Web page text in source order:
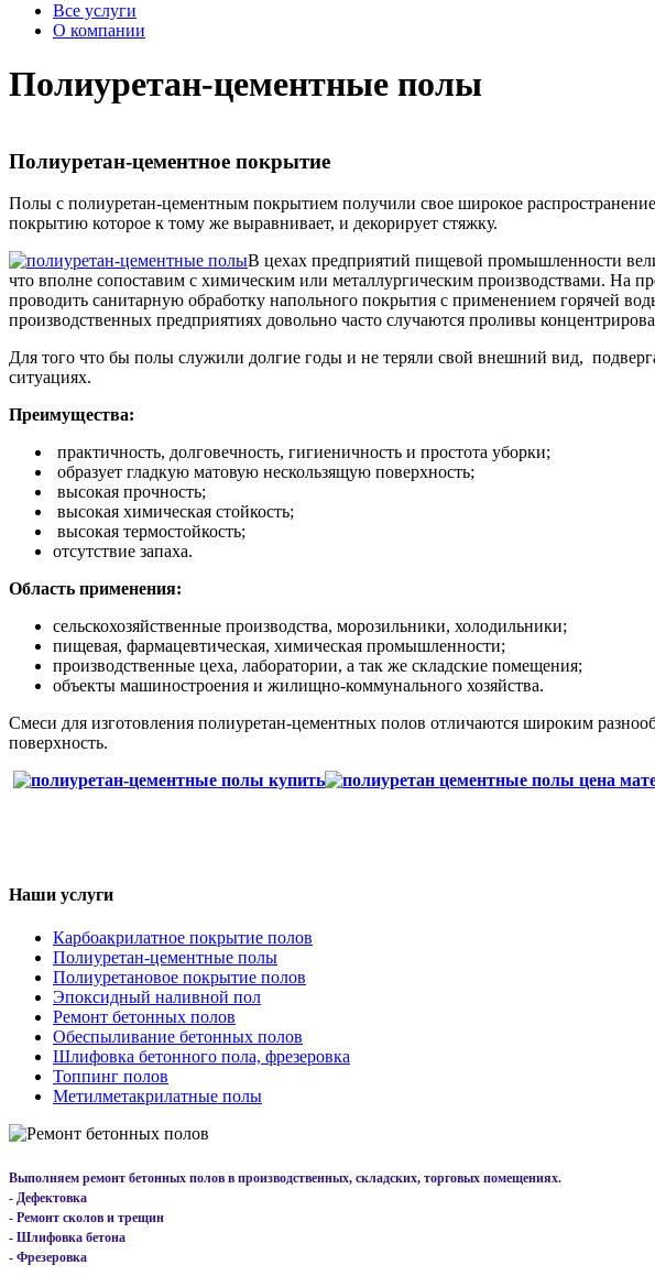
Все услуги
О компании
Полиуретан-цементные полы
Полиуретан-цементное покрытие
Полы с полиуретан-цементным покрытием получили свое широкое
покрытию которое к тому же выравнивает, и декорирует стяжку.
В цехах предприятий пищевой промышленности
что вполне сопоставим с химическим или металлургическим производствами. На
проводить санитарную обработку напольного покрытия с применением горячей
производственных предприятиях довольно часто случаются проливы
Для того что бы полы служили долгие годы и не теряли свой внешний вид,
ситуациях.
Преимущества:
практичность, долговечность, гигиеничность и простота уборки;
образует гладкую матовую нескользящую поверхность;
высокая прочность;
высокая химическая стойкость;
высокая термостойкость;
отсутствие запаха.
Область применения:
сельскохозяйственные производства, морозильники, холодильники;
пищевая, фармацевтическая, химическая промышленности;
производственные цеха, лаборатории, а так же складские помещения;
объекты машиностроения и жилищно-коммунального хозяйства.
Смеси для изготовления полиуретан-цементных полов отличаются широким
поверхность.
Наши услуги
Карбоакрилатное покрытие полов
Полиуретан-цементные полы
Полиуретановое покрытие полов
Эпоксидный наливной пол
Ремонт бетонных полов
Обеспыливание бетонных полов
Шлифовка бетонного пола, фрезеровка
Топпинг полов
Метилметакрилатные полы
Выполняем ремонт бетонных полов в производственных, складских, торговых помещениях.
- Дефектовка
- Ремонт сколов и трещин
- Шлифовка бетона
- Фрезеровка